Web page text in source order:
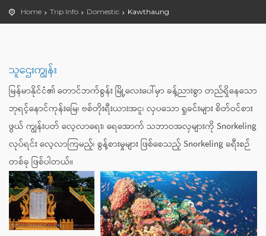
Home Trip Info Domestic Kawthaung
သူဌေးကျွန်း
မြန်မာနိုင်ငံ၏ တောင်ဘက်စွန်း မြို့လေးပေါ်မှာ ခန့်ညားစွာ တည်ရှိနေသော
ဘုရင့်နောင်ကုန်းမြေ၊ ဗစ်တိုးရီးယားအငူ၊ လှပသော ရှုခင်းများ စိတ်ဝင်စား
ဖွယ် ကျွန်းပတ် လေ့လာရေး၊ ရေအောက် သဘာဝအလှများကို Snorkeling
လုပ်ရင်း လေ့လာကြမည့်၊ စွန့်စားမှုများ ဖြစ်စေသည့် Snorkeling ခရီးစဉ်
တစ်ခု ဖြစ်ပါတယ်။